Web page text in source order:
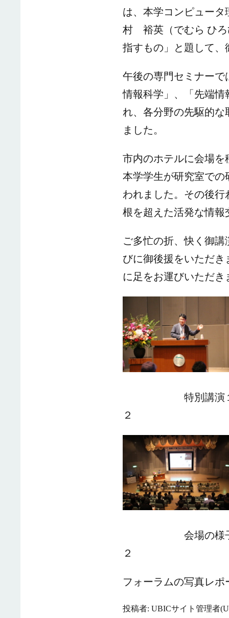
は、本学コンピュータ
村 裕英（でむら ひ
指すもの」と題して
午後の専門セミナーで
情報科学」、「先端情
れ、各分野の先駆的
ました。
市内のホテルに会場
本学学生が研究室で
われました。その後
根を超えた活発な情
ご多忙の折、快く御
びに御後援をいただ
に足をお運びいただ
特別
２
会場の
２
フォーラムの写真レ
投稿者: UBICサイト管理者